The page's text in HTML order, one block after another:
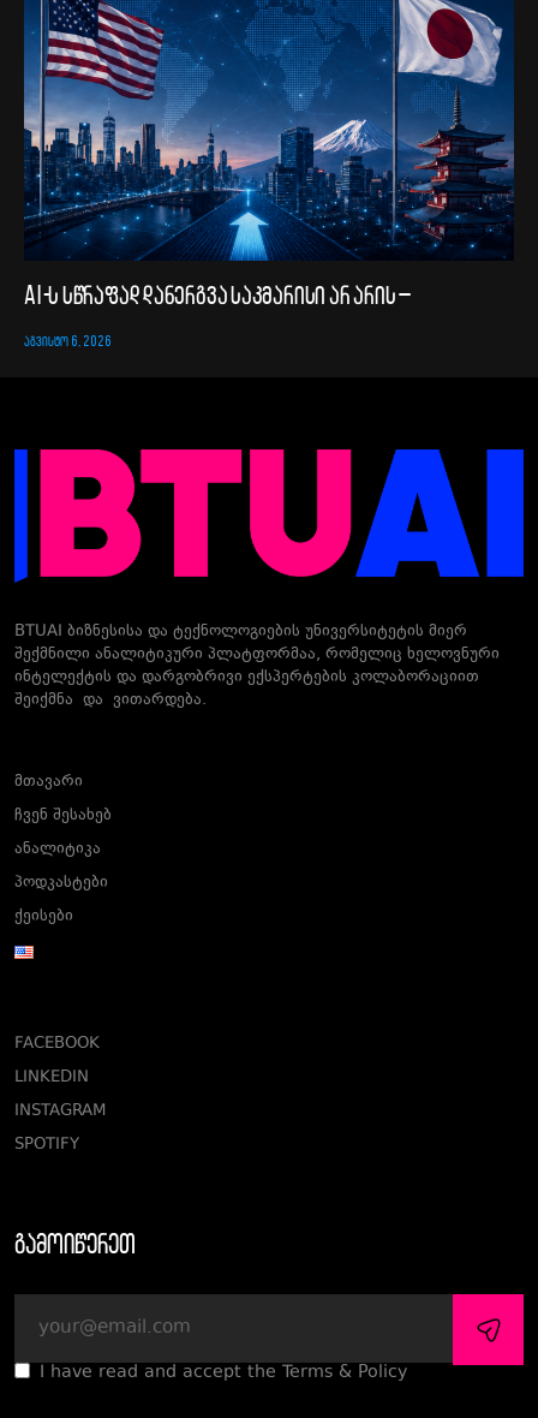
AI-ს სწრაფად დანერგვა საკმარისი არ არის –
ᲐᲒᲕᲘᲡᲢᲝ 6, 2026
BTUAI ბიზნესისა და ტექნოლოგიების უნივერსიტეტის მიერ
შექმნილი ანალიტიკური პლატფორმაა, რომელიც ხელოვნური
ინტელექტის და დარგობრივი ექსპერტების კოლაბორაციით
შეიქმნა და ვითარდება.
მთავარი
ჩვენ შესახებ
ანალიტიკა
პოდკასტები
ქეისები
FACEBOOK
LINKEDIN
INSTAGRAM
SPOTIFY
გამოიწერეთ
I have read and accept the Terms & Policy